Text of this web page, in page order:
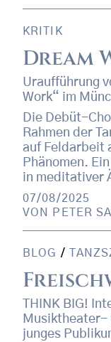
KRITIK
Dream
Uraufführung
Work“ im
Die Debüt-
Rahmen der
auf Feldarbeit
Phänomen.
in meditativer
07/08/2025
VON
PETER
BLOG /
THINK BIG!
Musiktheater-
junges